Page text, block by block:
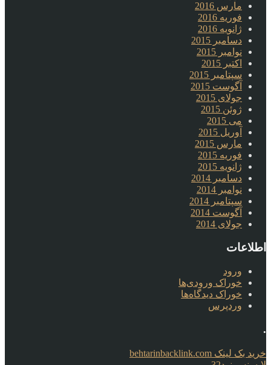
مارس 2016
فوریه 2016
ژانویه 2016
دسامبر 2015
نوامبر 2015
اکتبر 2015
سپتامبر 2015
آگوست 2015
جولای 2015
ژوئن 2015
می 2015
آوریل 2015
مارس 2015
فوریه 2015
ژانویه 2015
دسامبر 2014
نوامبر 2014
سپتامبر 2014
آگوست 2014
جولای 2014
اطلاعات
ورود
خوراک ورودی‌ها
خوراک دیدگاه‌ها
وردپرس
.
خرید بک لینک behtarinbacklink.com